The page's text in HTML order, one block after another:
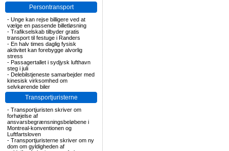
Persontransport
- Unge kan rejse billigere ved at
vælge en passende billetløsning
- Trafikselskab tilbyder gratis
transport til festuge i Randers
- En halv times daglig fysisk
aktivitet kan forebygge alvorlig
stress
- Passagertallet i sydjysk lufthavn
steg i juli
- Delebilstjeneste samarbejder med
kinesisk virksomhed om
selvkørende biler
Transportjuristerne
- Transportjuristen skriver om
forhøjelse af
ansvarsbegrænsningsbeløbene i
Montreal-konventionen og
Luftfartsloven
- Transportjuristerne skriver om ny
dom om gyldigheden af